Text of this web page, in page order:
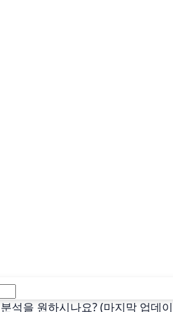
석을 원하시나요? (마지막 업데